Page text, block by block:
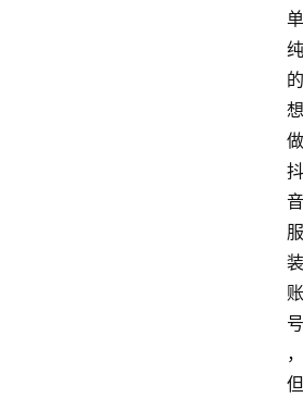
单
纯
的
想
做
抖
音
服
装
账
号
，
但